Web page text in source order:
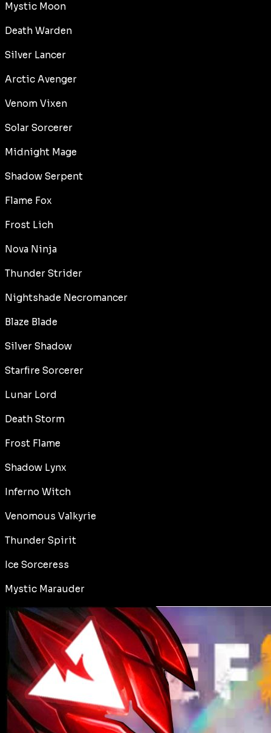
Mystic Moon
Death Warden
Silver Lancer
Arctic Avenger
Venom Vixen
Solar Sorcerer
Midnight Mage
Shadow Serpent
Flame Fox
Frost Lich
Nova Ninja
Thunder Strider
Nightshade Necromancer
Blaze Blade
Silver Shadow
Starfire Sorcerer
Lunar Lord
Death Storm
Frost Flame
Shadow Lynx
Inferno Witch
Venomous Valkyrie
Thunder Spirit
Ice Sorceress
Mystic Marauder